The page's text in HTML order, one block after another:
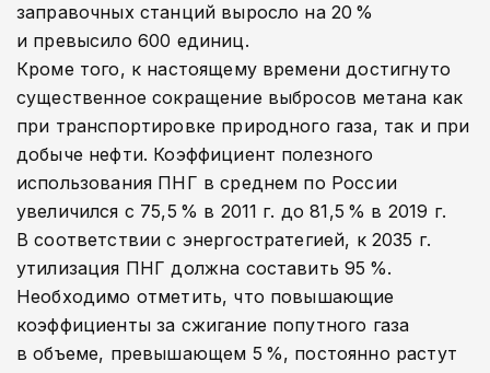
заправочных станций выросло на 20 %
и превысило 600 единиц.
Кроме того, к настоящему времени достигнуто
существенное сокращение выбросов метана как
при транспортировке природного газа, так и при
добыче нефти. Коэффициент полезного
использования ПНГ в среднем по России
увеличился с 75,5 % в 2011 г. до 81,5 % в 2019 г.
В соответствии с энергостратегией, к 2035 г.
утилизация ПНГ должна составить 95 %.
Необходимо отметить, что повышающие
коэффициенты за сжигание попутного газа
в объеме, превышающем 5 %, постоянно растут